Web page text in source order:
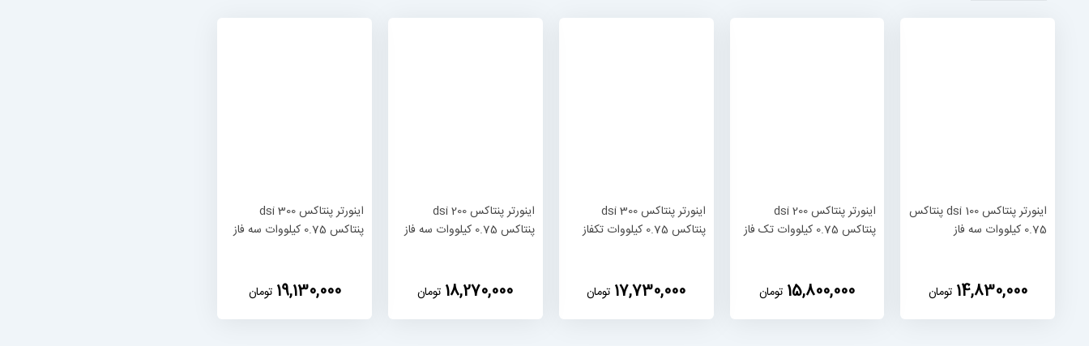
اینورتر پنتاکس dsi 100 پنتاکس
0.75 کیلووات سه فاز
‎14,830,000 تومان
اینورتر پنتاکس dsi 200
پنتاکس 0.75 کیلووات تک فاز
‎15,800,000 تومان
اینورتر پنتاکس dsi 300
پنتاکس 0.75 کیلووات تکفاز
‎17,730,000 تومان
اینورتر پنتاکس dsi 200
پنتاکس 0.75 کیلووات سه فاز
‎18,270,000 تومان
اینورتر پنتاکس dsi 300
پنتاکس 0.75 کیلووات سه فاز
‎19,130,000 تومان